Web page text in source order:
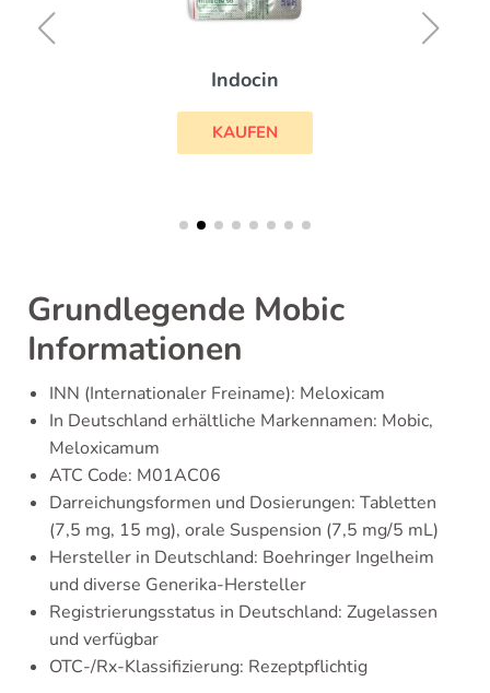
Indocin
KAUFEN
Grundlegende Mobic
Informationen
INN (Internationaler Freiname): Meloxicam
In Deutschland erhältliche Markennamen: Mobic,
Meloxicamum
ATC Code: M01AC06
Darreichungsformen und Dosierungen: Tabletten
(7,5 mg, 15 mg), orale Suspension (7,5 mg/5 mL)
Hersteller in Deutschland: Boehringer Ingelheim
und diverse Generika-Hersteller
Registrierungsstatus in Deutschland: Zugelassen
und verfügbar
OTC-/Rx-Klassifizierung: Rezeptpflichtig